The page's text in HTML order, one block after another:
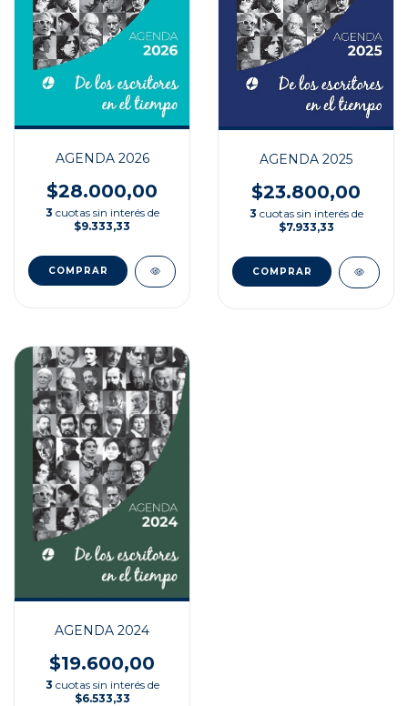
AGENDA 2026
$28.000,00
3 cuotas sin interés de
$9.333,33
AGENDA 2025
$23.800,00
3 cuotas sin interés de
$7.933,33
AGENDA 2024
$19.600,00
3 cuotas sin interés de
$6.533,33